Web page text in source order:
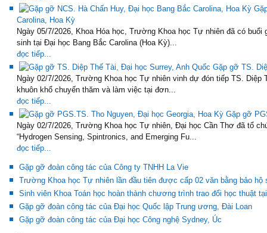
Carolina, Hoa Kỳ
Ngày 05/7/2026, Khoa Hóa học, Trường Khoa học Tự nhiên đã có
sinh tại Đại học Bang Bắc Carolina (Hoa Kỳ)...
đọc tiếp...
Gặp gỡ TS.
Ngày 02/7/2026, Trường Khoa học Tự nhiên vinh dự đón tiếp TS. Diệp
khuôn khổ chuyến thăm và làm việc tại đơn...
đọc tiếp...
Gặp gỡ
Ngày 02/7/2026, Trường Khoa học Tự nhiên, Đại học Cần Thơ đã tổ
“Hydrogen Sensing, Spintronics, and Emerging Fu...
đọc tiếp...
Gặp gỡ đoàn công tác của Công ty TNHH La Vie
Trường Khoa học Tự nhiên lần đầu tiên được cấp 02 văn bằng bảo
Sinh viên Khoa Toán học hoàn thành chương trình trao đổi học thuật
Gặp gỡ đoàn công tác của Đại học Quốc lập Trung ương, Đài Loan
Gặp gỡ đoàn công tác của Đại học Công nghệ Sydney, Úc